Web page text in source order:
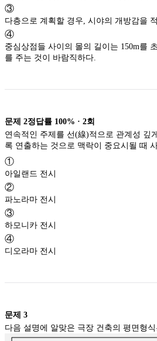
③
④
중심상점들 사이의 몰의 길이는 150m를 초과하지 않아야 하며, 길이
를 주는 것이 바람직하다.
문제 2정답률 100% · 2회
연속적인 주제를 선(線)적으로 관계성 깊게 표현하기 위하여 전경(
록 연출하는 것으로 맥
①
아일랜드 전시
②
파노라마 전시
③
하모니카 전시
④
디오라마 전시
문제 3
다음 설명에 알맞은 극장 건축의 평면형식